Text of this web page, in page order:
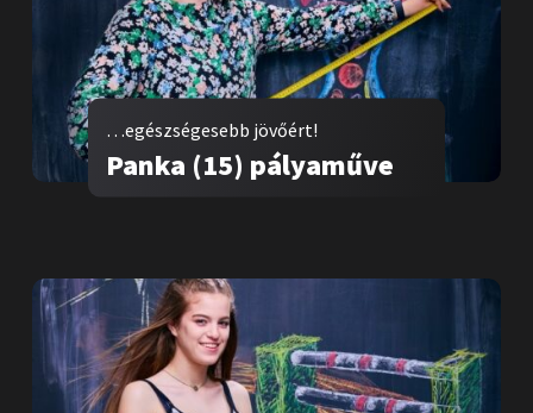
…egészségesebb jövőért!
Panka (15) pályaműve